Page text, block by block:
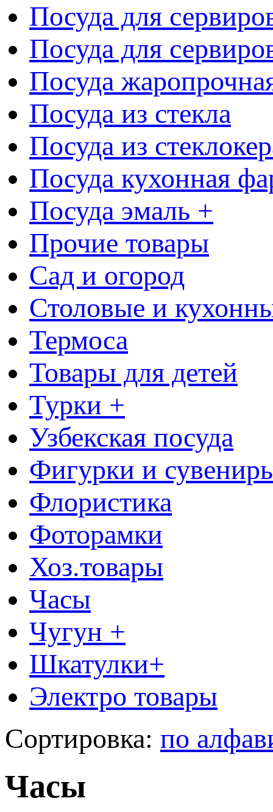
Посуда для
Посуда для
Посуда
Посуда из стекла
Посуда из
Посуда кухонная
Посуда эмаль +
Прочие товары
Сад и огород
Столовые и
Термоса
Товары для детей
Турки +
Узбекская посуда
Фигурки и
Флористика
Фоторамки
Хоз.товары
Часы
Чугун +
Шкатулки+
Электро товары
Сортировка: по
Часы